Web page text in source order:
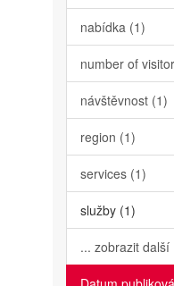
nabídka (1)
number of
návštěvnost (1)
region (1)
services (1)
služby (1)
... zobrazit další